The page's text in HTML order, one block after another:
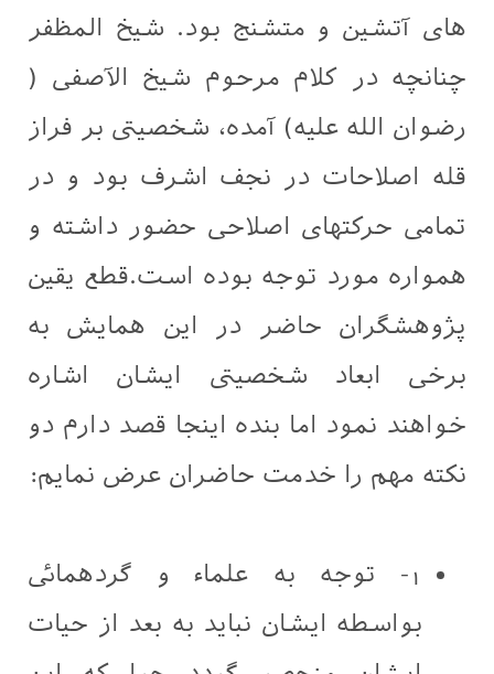
های آتشین و متشنج بود. شیخ المظفر
چنانچه در کلام مرحوم شیخ الآصفی (
رضوان الله علیه) آمده، شخصیتی بر فراز
قله اصلاحات در نجف اشرف بود و در
تمامی حرکتهای اصلاحی حضور داشته و
همواره مورد توجه بوده است.قطع یقین
پژوهشگران حاضر در این همایش به
برخی ابعاد شخصیتی ایشان اشاره
خواهند نمود اما بنده اینجا قصد دارم دو
نکته مهم را خدمت حاضران عرض نمایم:
1- توجه به علماء و گردهمائی
بواسطه ایشان نباید به بعد از حیات